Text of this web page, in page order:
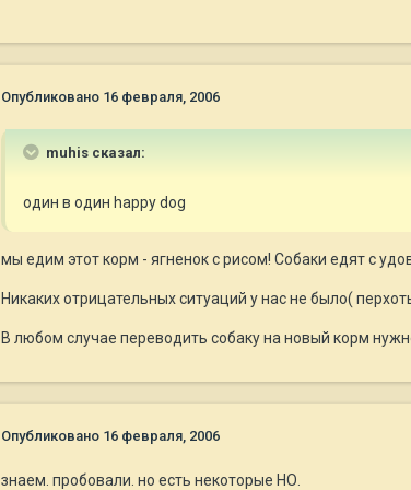
Опубликовано 16 февраля, 2006
muhis сказал:
один в один happy dog
мы едим этот корм - ягненок с рисом! Собаки едят с
Никаких отрицательных ситуаций у нас не было(
В любом случае переводить собаку на новый корм
Опубликовано 16 февраля, 2006
знаем. пробовали. но есть некоторые НО.